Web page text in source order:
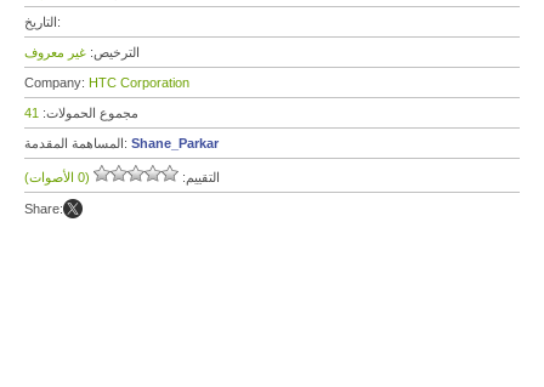
التاريخ:
الترخيص: غير معروف
Company: HTC Corporation
مجموع الحمولات: 41
المساهمة المقدمة: Shane_Parkar
التقييم: (0 الأصوات)
Share: